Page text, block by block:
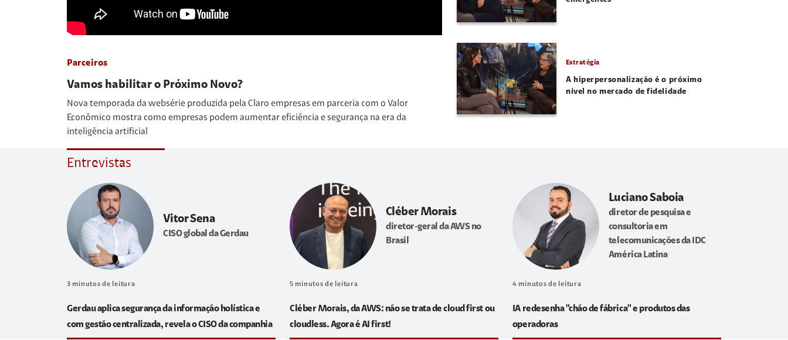
Parceiros
Vamos habilitar o Próximo Novo?
Nova temporada da websérie produzida pela Claro empresas em parceria com o Valor
Econômico mostra como empresas podem aumentar eficiência e segurança na era da
inteligência artificial
Estratégia
A hiperpersonalização é o próximo
nível no mercado de fidelidade
Entrevistas
Vitor Sena
CISO global da Gerdau
3 minutos de leitura
Gerdau aplica segurança da informação holística e
com gestão centralizada, revela o CISO da companhia
Cléber Morais
diretor-geral da AWS no
Brasil
5 minutos de leitura
Cléber Morais, da AWS: não se trata de cloud first ou
cloudless. Agora é AI first!
Luciano Saboia
diretor de pesquisa e
consultoria em
telecomunicações da IDC
América Latina
4 minutos de leitura
IA redesenha "chão de fábrica" e produtos das
operadoras